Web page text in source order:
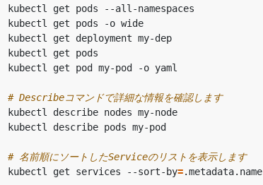
kubectl get pods --all-namespaces
kubectl get pods -o wide
kubectl get deployment my-dep
kubectl get pods
kubectl get pod my-pod -o yaml
# Describeコマンドで詳細な情報を確認します
# 名前順にソートしたServiceのリストを表示します
kubectl get services --sort-by=